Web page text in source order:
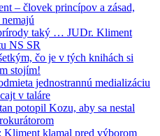
– človek princípov a zásad,
taký … JUDr. Kliment
NS SR
čo je v tých knihách si
stojím!
jednostrannú medializáciu
v taláre
potopil Kozu, aby sa nestal
klamal pred výborom